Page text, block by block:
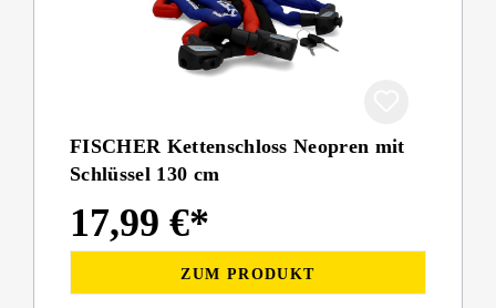
FISCHER Kettenschloss Neopren mit
Schlüssel 130 cm
17,99 €*
ZUM PRODUKT